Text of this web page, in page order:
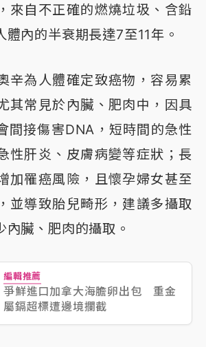
來自不正確的燃燒垃圾、含鉛
體內的半衰期長達7至11年。
辛為人體確定致癌物，容易累
其常見於內臟、肥肉中，因具
間接傷害DNA，短時間的急性
性肝炎、皮膚病變等症狀；長
加罹癌風險，且懷孕婦女甚至
並導致胎兒畸形，建議多攝取
內臟、肥肉的攝取。
編輯推薦
爭鮮進口加拿大海膽卵出包 重金
屬鎘超標遭邊境攔截